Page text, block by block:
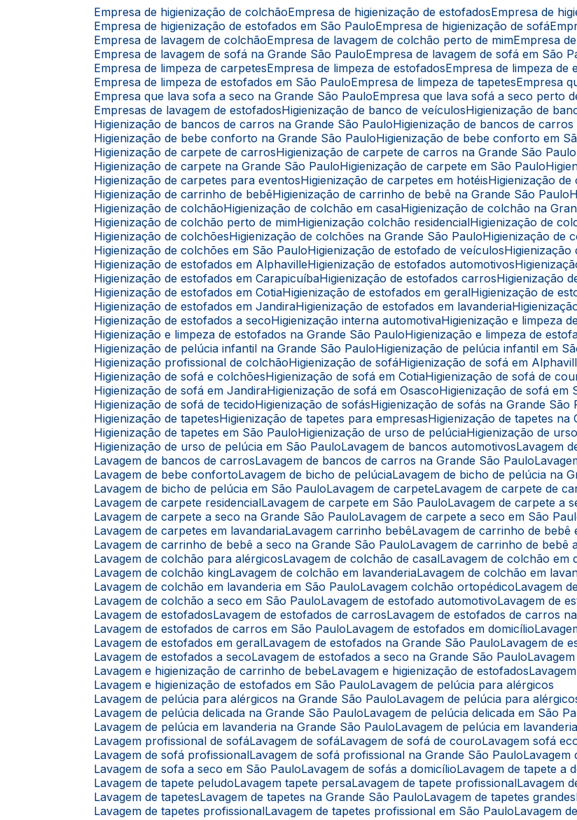
Empresa de higienização de colchão Empresa de higienização de estofados Empresa de
Empresa de higienização de estofados em São Paulo Empresa de higienização de sofá
Empresa de lavagem de colchão Empresa de lavagem de colchão perto de mim Empresa
Empresa de lavagem de sofá na Grande São Paulo Empresa de lavagem de sofá em São
Empresa de limpeza de carpetes Empresa de limpeza de estofados Empresa de limpeza
Empresa de limpeza de estofados em São Paulo Empresa de limpeza de tapetes Empresa
Empresa que lava sofa a seco na Grande São Paulo Empresa que lava sofá a seco perto
Empresas de lavagem de estofados
Higienização de banco de veículos Higienização de
Higienização de bancos de carros na Grande São Paulo
Higienização de bancos de
Higienização de bebe conforto na Grande São Paulo
Higienização de bebe conforto em
Higienização de carpete de carros
Higienização de carpete de carros na Grande São Paulo
Higienização de carpete na Grande São Paulo
Higienização de carpete em São Paulo
Higienização de carpetes para eventos
Higienização de carpetes em hotéis
Higienização
Higienização de carrinho de bebê
Higienização de carrinho de bebê na Grande São Paulo
Higienização de colchão
Higienização de colchão em casa Higienização de colchão na
Higienização de colchão perto de mim
Higienização colchão residencial Higienização de
Higienização de colchões
Higienização de colchões na Grande São Paulo
Higienização de
Higienização de colchões em São Paulo
Higienização de estofado de veículos
Higienização de estofados em Alphaville
Higienização de estofados automotivos
Higienização de estofados em Carapicuíba
Higienização de estofados carros
Higienização
Higienização de estofados em Cotia
Higienização de estofados em geral
Higienização de
Higienização de estofados em Jandira
Higienização de estofados em lavanderia
Higienização de estofados a seco
Higienização interna automotiva
Higienização e limpeza
Higienização e limpeza de estofados na Grande São Paulo
Higienização e limpeza de
Higienização de pelúcia infantil na Grande São Paulo
Higienização de pelúcia infantil em
Higienização profissional de colchão
Higienização de sofá Higienização de sofá em
Higienização de sofá e colchões
Higienização de sofá em Cotia Higienização de sofá de
Higienização de sofá em Jandira
Higienização de sofá em Osasco Higienização de sofá em
Higienização de sofá de tecido
Higienização de sofás Higienização de sofás na Grande São
Higienização de tapetes
Higienização de tapetes para empresas Higienização de tapetes
Higienização de tapetes em São Paulo
Higienização de urso de pelúcia
Higienização de
Higienização de urso de pelúcia em São Paulo Lavagem de bancos automotivos Lavagem
Lavagem de bancos de carros Lavagem de bancos de carros na Grande São Paulo
Lavagem de bebe conforto Lavagem de bicho de pelúcia Lavagem de bicho de pelúcia na
Lavagem de bicho de pelúcia em São Paulo Lavagem de carpete Lavagem de carpete de
Lavagem de carpete residencial Lavagem de carpete em São Paulo Lavagem de carpete a
Lavagem de carpete a seco na Grande São Paulo Lavagem de carpete a seco em São
Lavagem de carpetes em lavandaria Lavagem carrinho bebê Lavagem de carrinho de bebê
Lavagem de carrinho de bebê a seco na Grande São Paulo Lavagem de carrinho de bebê
Lavagem de colchão para alérgicos Lavagem de colchão de casal Lavagem de colchão em
Lavagem de colchão king Lavagem de colchão em lavanderia Lavagem de colchão em
Lavagem de colchão em lavanderia em São Paulo Lavagem colchão ortopédico Lavagem
Lavagem de colchão a seco em São Paulo Lavagem de estofado automotivo Lavagem de
Lavagem de estofados Lavagem de estofados de carros Lavagem de estofados de carros
Lavagem de estofados de carros em São Paulo Lavagem de estofados em domicílio
Lavagem de estofados em geral Lavagem de estofados na Grande São Paulo Lavagem de
Lavagem de estofados a seco Lavagem de estofados a seco na Grande São Paulo
Lavagem e higienização de carrinho de bebe Lavagem e higienização de estofados
Lavagem e higienização de estofados em São Paulo Lavagem de pelúcia para alérgicos
Lavagem de pelúcia para alérgicos na Grande São Paulo Lavagem de pelúcia para
Lavagem de pelúcia delicada na Grande São Paulo Lavagem de pelúcia delicada em São
Lavagem de pelúcia em lavanderia na Grande São Paulo Lavagem de pelúcia em
Lavagem profissional de sofá Lavagem de sofá Lavagem de sofá de couro Lavagem sofá
Lavagem de sofá profissional Lavagem de sofá profissional na Grande São Paulo
Lavagem de sofa a seco em São Paulo Lavagem de sofás a domicílio Lavagem de tapete a
Lavagem de tapete peludo Lavagem tapete persa Lavagem de tapete profissional Lavagem
Lavagem de tapetes Lavagem de tapetes na Grande São Paulo Lavagem de tapetes grandes
Lavagem de tapetes profissional Lavagem de tapetes profissional em São Paulo Lavagem